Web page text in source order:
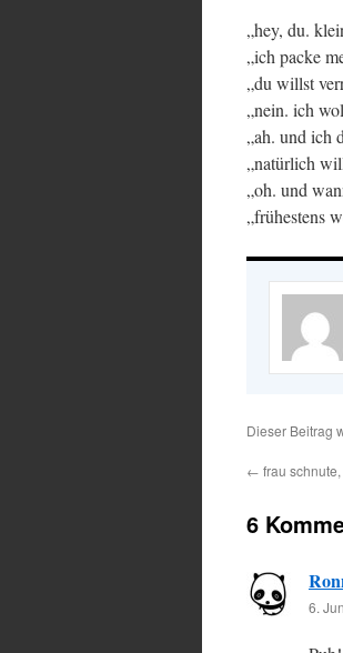
„hey, du.
„ich packe
„du willst
„nein. ich
„ah. und ich
„natürlich
„oh. und
„frühestens
Dieser Beitrag
← frau
6
6.